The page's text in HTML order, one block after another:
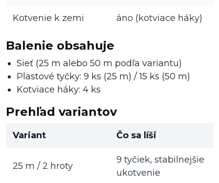
Kotvenie k zemi áno (kotviace háky)
Balenie obsahuje
Sieť (25 m alebo 50 m podľa variantu)
Plastové tyčky: 9 ks (25 m) / 15 ks (50 m)
Kotviace háky: 4 ks
Prehľad variantov
Variant Čo sa líši
25 m / 2 hroty
9 tyčiek, stabilnejšie
ukotvenie